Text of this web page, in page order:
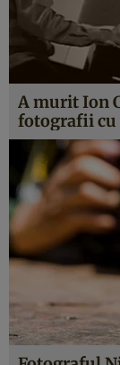
A murit Ion
fotografii